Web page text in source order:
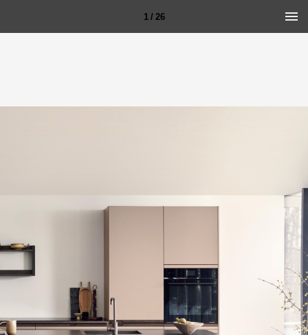
1 / 26